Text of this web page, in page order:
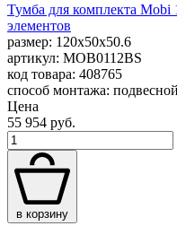
Тумба для комплекта Mobi
элементов
размер: 120x50x50.6
артикул: MOB0112BS
код товара: 408765
способ монтажа: подвесной
Цена
55 954 руб.
в корзину